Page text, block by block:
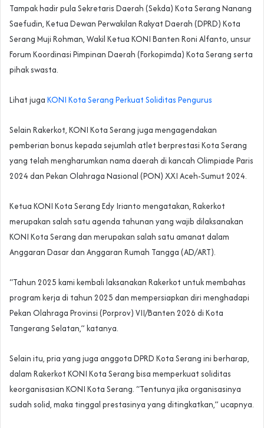
Tampak hadir pula Sekretaris Daerah (Sekda) Kota Serang Nanang
Saefudin, Ketua Dewan Perwakilan Rakyat Daerah (DPRD) Kota
Serang Muji Rohman, Wakil Ketua KONI Banten Roni Alfanto, unsur
Forum Koordinasi Pimpinan Daerah (Forkopimda) Kota Serang serta
pihak swasta.
Lihat juga KONI Kota Serang Perkuat Soliditas Pengurus
Selain Rakerkot, KONI Kota Serang juga mengagendakan
pemberian bonus kepada sejumlah atlet berprestasi Kota Serang
yang telah mengharumkan nama daerah di kancah Olimpiade Paris
2024 dan Pekan Olahraga Nasional (PON) XXI Aceh-Sumut 2024.
Ketua KONI Kota Serang Edy Irianto mengatakan, Rakerkot
merupakan salah satu agenda tahunan yang wajib dilaksanakan
KONI Kota Serang dan merupakan salah satu amanat dalam
Anggaran Dasar dan Anggaran Rumah Tangga (AD/ART).
“Tahun 2025 kami kembali laksanakan Rakerkot untuk membahas
program kerja di tahun 2025 dan mempersiapkan diri menghadapi
Pekan Olahraga Provinsi (Porprov) VII/Banten 2026 di Kota
Tangerang Selatan,” katanya.
Selain itu, pria yang juga anggota DPRD Kota Serang ini berharap,
dalam Rakerkot KONI Kota Serang bisa memperkuat soliditas
keorganisasian KONI Kota Serang. “Tentunya jika organisasinya
sudah solid, maka tinggal prestasinya yang ditingkatkan,” ucapnya.